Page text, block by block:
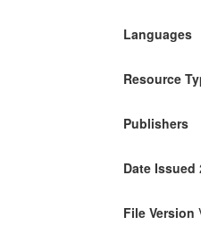
Languages
Resource
Publishers
Date Issued
File Version